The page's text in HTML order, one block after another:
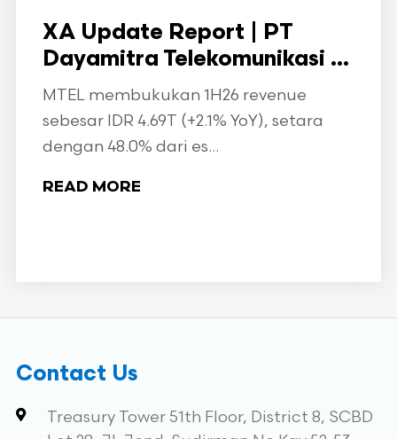
XA Update Report | PT
Dayamitra Telekomunikasi ...
MTEL membukukan 1H26 revenue
sebesar IDR 4.69T (+2.1% YoY), setara
dengan 48.0% dari es...
READ MORE
Contact Us
Treasury Tower 51th Floor, District 8, SCBD